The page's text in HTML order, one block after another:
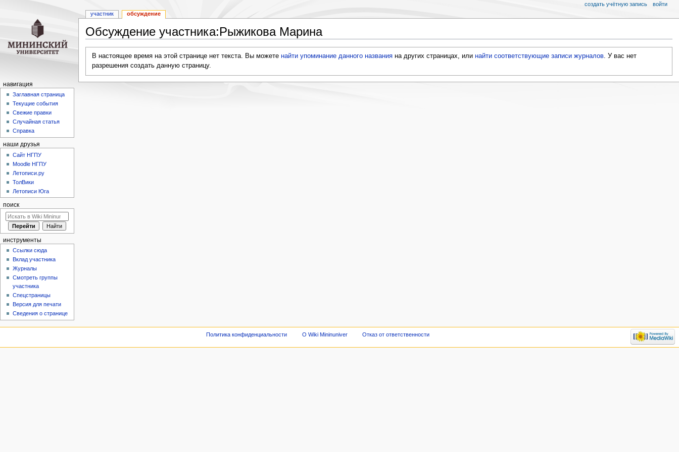
Обсуждение участника:Рыжикова Марина
навигации
поиску
В настоящее время на этой странице нет текста. Вы можетенайти упоминание данного названия на других страницах, илинайти соответствующие записи журналов У вас нет
разрешения создать данную страницу.
участник обсуждение
создать учётную запись войти
навигация
Заглавная страница
Текущие события
Свежие правки
Случайная статья
Справка
наши друзья
Cайт НГПУ
Moodle НГПУ
Летописи.ру
ТолВики
Летописи Юга
поиск
инструменты
Ссылки сюда
Вклад участника
Журналы
Смотреть группы
участника
Спецстраницы
Версия для печати
Сведения о странице
Политика конфиденциальности О Wiki Mininuniver Отказ от ответственности